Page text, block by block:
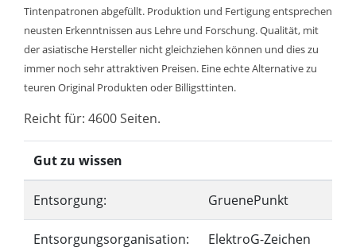
Tintenpatronen abgefüllt. Produktion und Fertigung entsprechen
neusten Erkenntnissen aus Lehre und Forschung. Qualität, mit
der asiatische Hersteller nicht gleichziehen können und dies zu
immer noch sehr attraktiven Preisen. Eine echte Alternative zu
teuren Original Produkten oder Billigsttinten.
Reicht für: 4600 Seiten.
Gut zu wissen
Entsorgung: GruenePunkt
Entsorgungsorganisation: ElektroG-Zeichen